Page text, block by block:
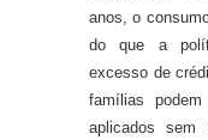
anos, o
do que a
excesso de
famílias
aplicados sem